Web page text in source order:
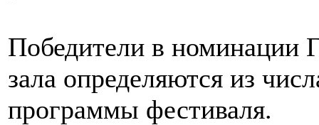
Победители в номинации
зала определяются из
программы фестиваля.